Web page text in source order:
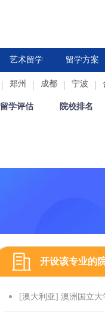
西班牙 意大利
新加坡 日本
艺术留学 留学方案
郑州 成都 宁波
留学评估 院校排名
开设该专业的
[澳大利亚] 澳洲国立大